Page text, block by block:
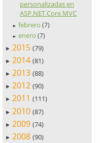
personalizadas en
ASP.NET Core MVC
► febrero (7)
► enero (7)
► 2015 (79)
► 2014 (81)
► 2013 (88)
► 2012 (90)
► 2011 (111)
► 2010 (87)
► 2009 (74)
► 2008 (90)